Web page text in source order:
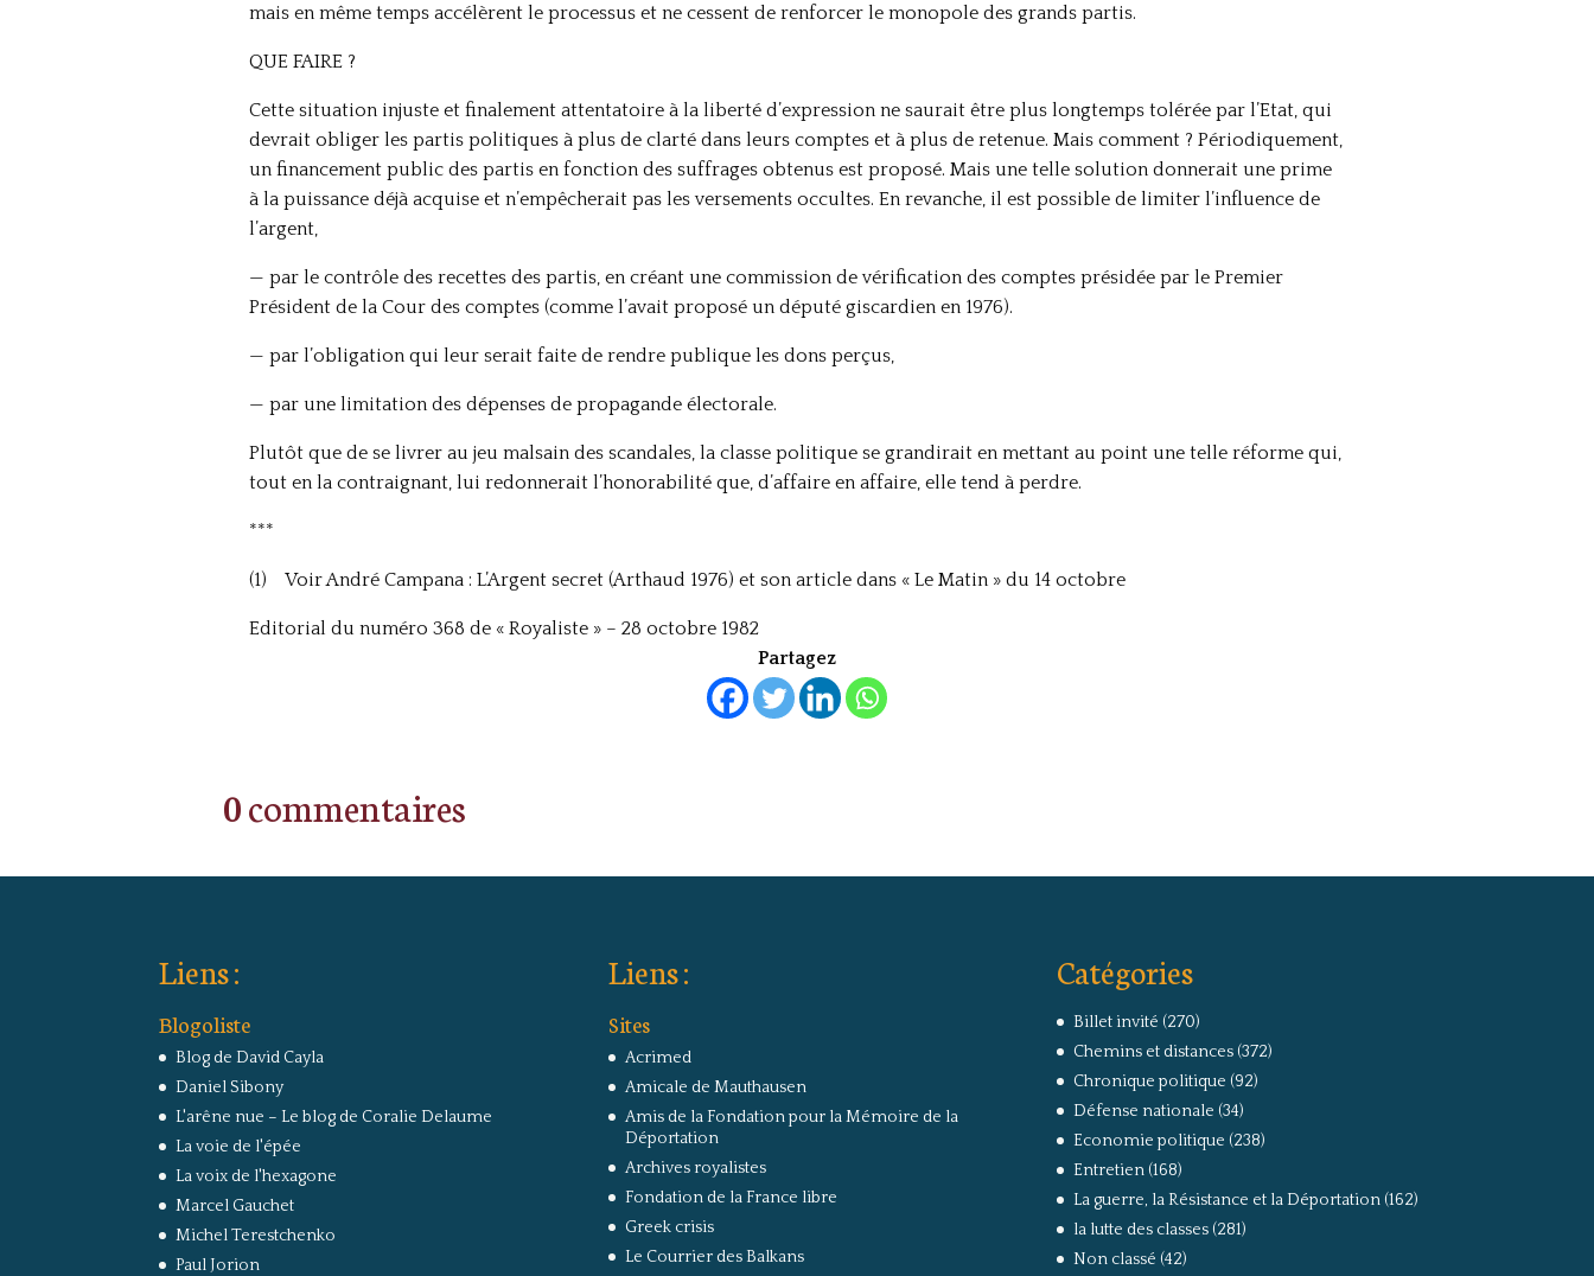
mais en même temps accélèrent le processus et ne cessent de renforcer le monopole des grands partis.
QUE FAIRE ?
Cette situation injuste et finalement attentatoire à la liberté d’expression ne saurait être plus longtemps tolérée par l’Etat, qui
devrait obliger les partis politiques à plus de clarté dans leurs comptes et à plus de retenue. Mais comment ? Périodiquement,
un financement public des partis en fonction des suffrages obtenus est proposé. Mais une telle solution donnerait une prime
à la puissance déjà acquise et n’empêcherait pas les versements occultes. En revanche, il est possible de limiter l’influence de
l’argent,
— par le contrôle des recettes des partis, en créant une commission de vérification des comptes présidée par le Premier
Président de la Cour des comptes (comme l’avait proposé un député giscardien en 1976).
— par l’obligation qui leur serait faite de rendre publique les dons perçus,
— par une limitation des dépenses de propagande électorale.
Plutôt que de se livrer au jeu malsain des scandales, la classe politique se grandirait en mettant au point une telle réforme qui,
tout en la contraignant, lui redonnerait l’honorabilité que, d’affaire en affaire, elle tend à perdre.
***
(1) Voir André Campana : L’Argent secret (Arthaud 1976) et son article dans « Le Matin » du 14 octobre
Editorial du numéro 368 de « Royaliste » – 28 octobre 1982
Partagez
0 commentaires
Liens :
Blogoliste
Blog de David Cayla
Daniel Sibony
L'arêne nue – Le blog de Coralie Delaume
La voie de l'épée
La voix de l'hexagone
Marcel Gauchet
Michel Terestchenko
Paul Jorion
Liens :
Sites
Acrimed
Amicale de Mauthausen
Amis de la Fondation pour la Mémoire de la
Déportation
Archives royalistes
Fondation de la France libre
Greek crisis
Le Courrier des Balkans
Catégories
Billet invité (270)
Chemins et distances(372)
Chronique politique (92)
Défense nationale (34)
Economie politique (238)
Entretien(168)
La guerre, la Résistance et la Déportation(162)
la lutte des classes(281)
Non classé (42)